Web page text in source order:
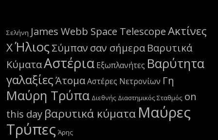
Σελήνη James Webb Space Telescope Ακτίνες
ΧΉλιος Σύμπαν σαν σήμερα Βαρυτικά
ΚύματαΑστέρια Εξωπλανήτες Βαρύτητα
γαλαξίες Άτομα Αστέρες Νετρονίων Γη
Μαύρη Τρύπα Διεθνής Διαστημικός Σταθμός on
this day βαρυτικά κύματα Μαύρες
Τρύπες Άρης